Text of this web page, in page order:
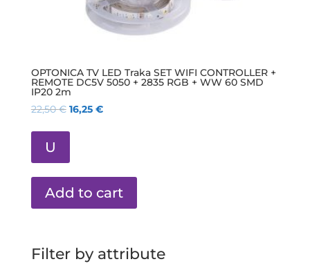
OPTONICA TV LED Traka SET WIFI CONTROLLER +
REMOTE DC5V 5050 + 2835 RGB + WW 60 SMD
IP20 2m
22,50€ 16,25 €
U
Add to cart
Filter by attribute